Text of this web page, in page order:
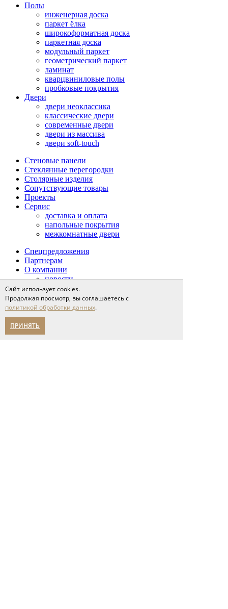
Полы
инженерная доска
паркет ёлка
широкоформатная доска
паркетная доска
модульный паркет
геометрический паркет
ламинат
кварцвиниловые полы
пробковые покрытия
Двери
двери неоклассика
классические двери
современные двери
двери из массива
двери soft-touch
Стеновые панели
Стеклянные перегородки
Столярные изделия
Сопутствующие товары
Проекты
Сервис
доставка и оплата
напольные покрытия
межкомнатные двери
Спецпредложения
Партнерам
О компании
новости
мероприятия
карьера
написать нам
Помощь в выборе
Адреса салонов
Сайт использует cookies.
Продолжая просмотр, вы соглашаетесь с
политикой обработки данных.
ПРИНЯТЬ